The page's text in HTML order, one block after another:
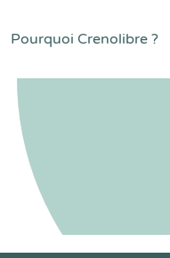
Pourquoi Crenolibre ?